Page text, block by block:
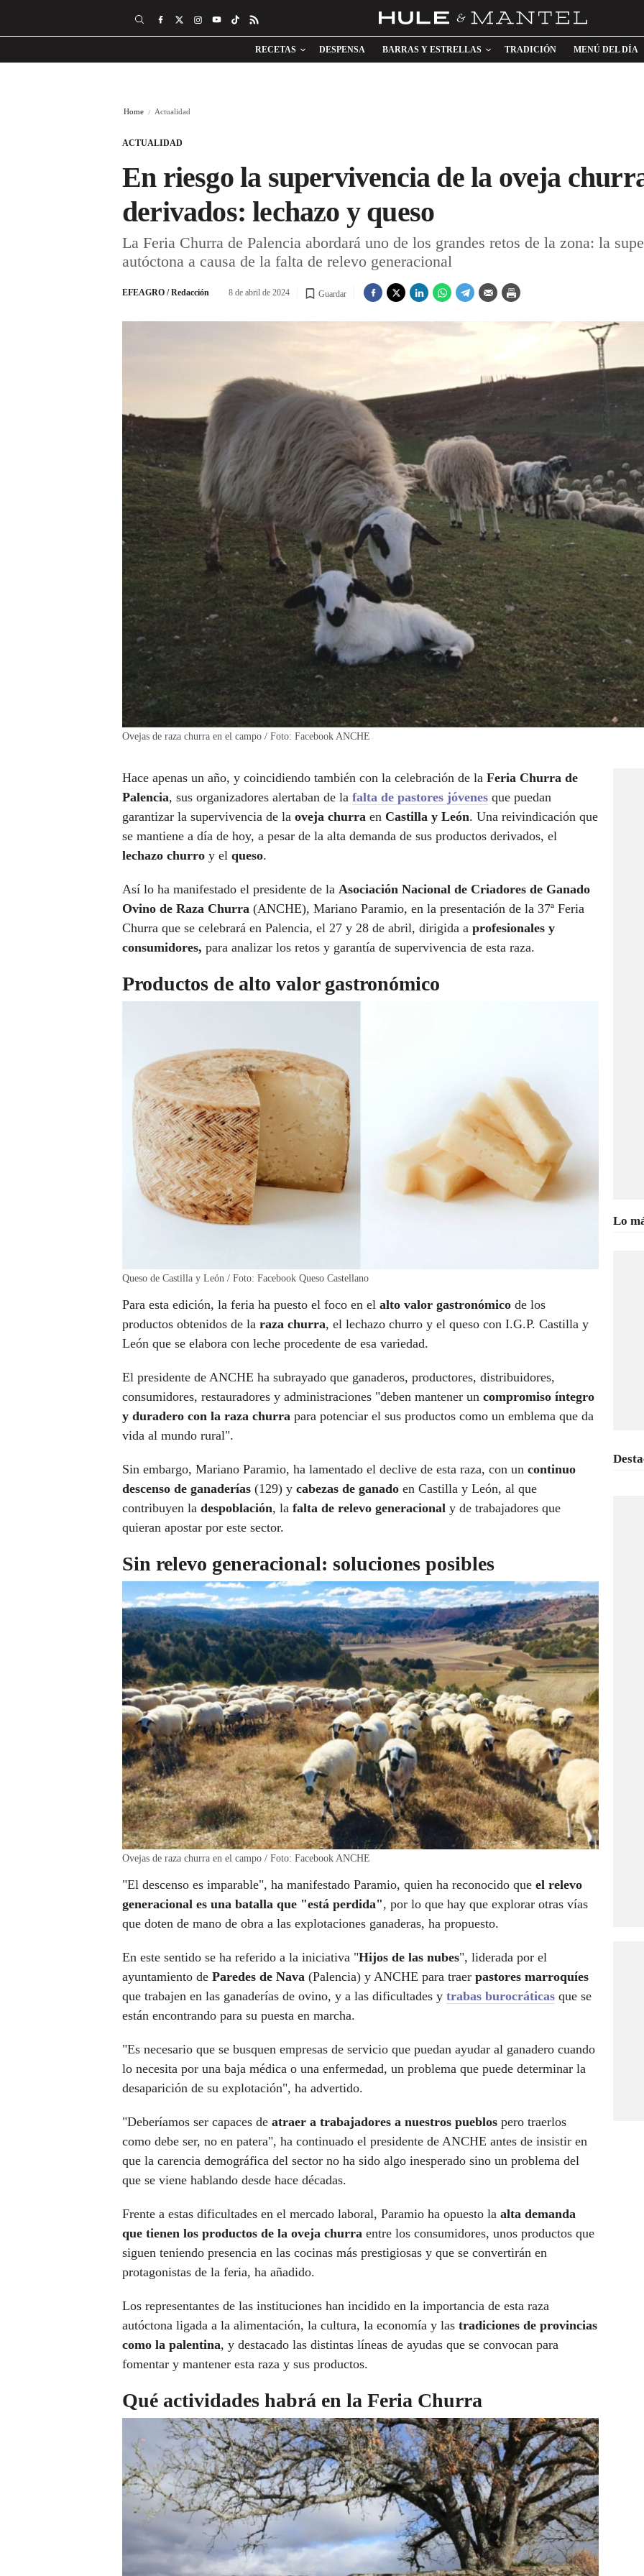
RECETAS DESPENSA BARRAS Y ESTRELLAS TRADICIÓN MENÚ DEL DÍA
Home Actualidad
ACTUALIDAD
En riesgo la supervivencia de la oveja
derivados: lechazo y queso
La Feria Churra de Palencia abordará uno de los grandes retos de la zona: la
autóctona a causa de la falta de relevo generacional
EFEAGRO / Redacción 8 de abril de 2024 Guardar
Ovejas de raza churra en el campo / Foto: Facebook ANCHE
Hace apenas un año, y coincidiendo también con la celebración de la Feria Churra de
Palencia, sus organizadores alertaban de la falta de pastores jóvenes que puedan
garantizar la supervivencia de la oveja churra en Castilla y León. Una reivindicación que
se mantiene a día de hoy, a pesar de la alta demanda de sus productos derivados, el
lechazo churro y el queso.
Así lo ha manifestado el presidente de la Asociación Nacional de Criadores de Ganado
Ovino de Raza Churra (ANCHE), Mariano Paramio, en la presentación de la 37ª Feria
Churra que se celebrará en Palencia, el 27 y 28 de abril, dirigida a profesionales y
consumidores, para analizar los retos y garantía de supervivencia de esta raza.
Productos de alto valor gastronómico
Queso de Castilla y León / Foto: Facebook Queso Castellano
Para esta edición, la feria ha puesto el foco en el alto valor gastronómico de los
productos obtenidos de la raza churra, el lechazo churro y el queso con I.G.P. Castilla y
León que se elabora con leche procedente de esa variedad.
El presidente de ANCHE ha subrayado que ganaderos, productores, distribuidores,
consumidores, restauradores y administraciones "deben mantener un compromiso íntegro
y duradero con la raza churra para potenciar el sus productos como un emblema que da
vida al mundo rural".
Sin embargo, Mariano Paramio, ha lamentado el declive de esta raza, con un continuo
descenso de ganaderías (129) y cabezas de ganado en Castilla y León, al que
contribuyen la despoblación, la falta de relevo generacional y de trabajadores que
quieran apostar por este sector.
Sin relevo generacional: soluciones posibles
Ovejas de raza churra en el campo / Foto: Facebook ANCHE
"El descenso es imparable", ha manifestado Paramio, quien ha reconocido que el relevo
generacional es una batalla que "está perdida", por lo que hay que explorar otras vías
que doten de mano de obra a las explotaciones ganaderas, ha propuesto.
En este sentido se ha referido a la iniciativa "Hijos de las nubes", liderada por el
ayuntamiento de Paredes de Nava (Palencia) y ANCHE para traer pastores marroquíes
que trabajen en las ganaderías de ovino, y a las dificultades y trabas burocráticas que se
están encontrando para su puesta en marcha.
"Es necesario que se busquen empresas de servicio que puedan ayudar al ganadero cuando
lo necesita por una baja médica o una enfermedad, un problema que puede determinar la
desaparición de su explotación", ha advertido.
"Deberíamos ser capaces de atraer a trabajadores a nuestros pueblos pero traerlos
como debe ser, no en patera", ha continuado el presidente de ANCHE antes de insistir en
que la carencia demográfica del sector no ha sido algo inesperado sino un problema del
que se viene hablando desde hace décadas.
Frente a estas dificultades en el mercado laboral, Paramio ha opuesto la alta demanda
que tienen los productos de la oveja churra entre los consumidores, unos productos que
siguen teniendo presencia en las cocinas más prestigiosas y que se convertirán en
protagonistas de la feria, ha añadido.
Los representantes de las instituciones han incidido en la importancia de esta raza
autóctona ligada a la alimentación, la cultura, la economía y las tradiciones de provincias
como la palentina, y destacado las distintas líneas de ayudas que se convocan para
fomentar y mantener esta raza y sus productos.
Qué actividades habrá en la Feria Churra
Lo